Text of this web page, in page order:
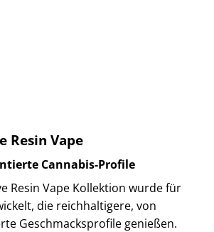
Resin Vape
Cannabis-Profile
Resin Vape Kollektion wurde für
die reichhaltigere, von
Geschmacksprofile genießen.